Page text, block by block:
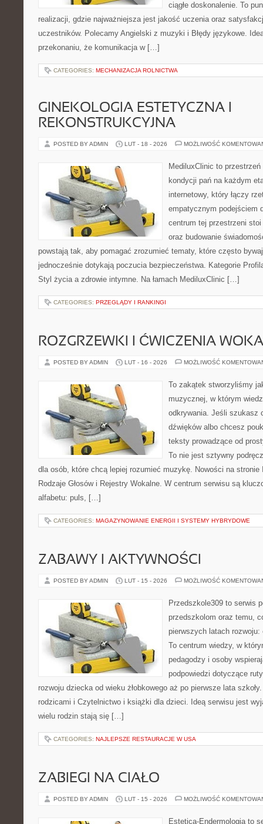
ciągłe doskonalenie. To
realizacji, gdzie najważniejsza jest jakość uczenia oraz
uczestników. Polecamy Angielski z muzyki i Błędy językowe.
przekonaniu, że komunikacja w […]
CATEGORIES: MECHANIZACJA ROLNICTWA
GINEKOLOGIA ESTETYCZNA I
REKONSTRUKCYJNA
POSTED BY ADMIN LUT - 18 - 2026 MOŻLIWOŚĆ
MediluxClinic to
kondycji pań na każdym
internetowy, który łączy
empatycznym podejściem
centrum tej przestrzeni
oraz budowanie
powstają tak, aby pomagać zrozumieć tematy, które często
jednocześnie dotykają poczucia bezpieczeństwa. Kategorie
Styl życia a zdrowie intymne. Na łamach MediluxClinic […]
CATEGORIES: PRZEGLĄDY I RANKINGI
ROZGRZEWKI I ĆWICZENIA
POSTED BY ADMIN LUT - 16 - 2026 MOŻLIWOŚĆ
To zakątek stworzyliśmy
muzycznej, w którym
odkrywania. Jeśli szukasz
dźwięków albo chcesz
teksty prowadzące od
To nie jest sztywny
dla osób, które chcą lepiej rozumieć muzykę. Nowości na
Rodzaje Głosów i Rejestry Wokalne. W centrum serwisu są
alfabetu: puls, […]
CATEGORIES: MAGAZYNOWANIE ENERGII I SYSTEMY HYBRYDOWE
ZABAWY I AKTYWNOŚCI
POSTED BY ADMIN LUT - 15 - 2026 MOŻLIWOŚĆ
Przedszkole309 to serwis
przedszkolom oraz temu,
pierwszych latach
To centrum wiedzy, w
pedagodzy i osoby
podpowiedzi dotyczące
rozwoju dziecka od wieku żłobkowego aż po pierwsze lata
rodzicami i Czytelnictwo i książki dla dzieci. Ideą serwisu jest
wielu rodzin stają się […]
CATEGORIES: NAJLEPSZE RESTAURACJE W USA
ZABIEGI NA CIAŁO
POSTED BY ADMIN LUT - 15 - 2026 MOŻLIWOŚĆ
Estetica-Endermologia to